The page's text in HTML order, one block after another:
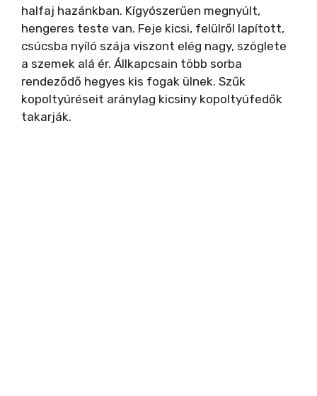
halfaj hazánkban. Kígyószerűen megnyúlt,
hengeres teste van. Feje kicsi, felülről lapított,
csúcsba nyíló szája viszont elég nagy, szöglete
a szemek alá ér. Állkapcsain több sorba
rendeződő hegyes kis fogak ülnek. Szűk
kopoltyúréseit aránylag kicsiny kopoltyúfedők
takarják.